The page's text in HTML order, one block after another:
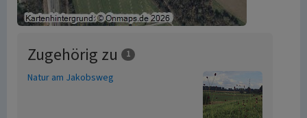
Zugehörig zu 1
Natur am Jakobsweg